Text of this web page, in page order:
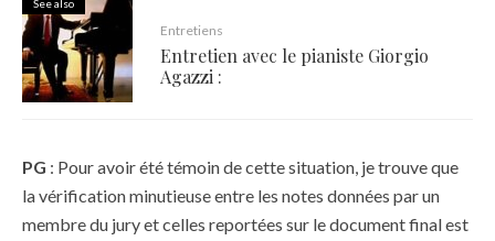
See also
Entretiens
Entretien avec le pianiste Giorgio
Agazzi :
PG : Pour avoir été témoin de cette situation, je trouve que
la vérification minutieuse entre les notes données par un
membre du jury et celles reportées sur le document final est